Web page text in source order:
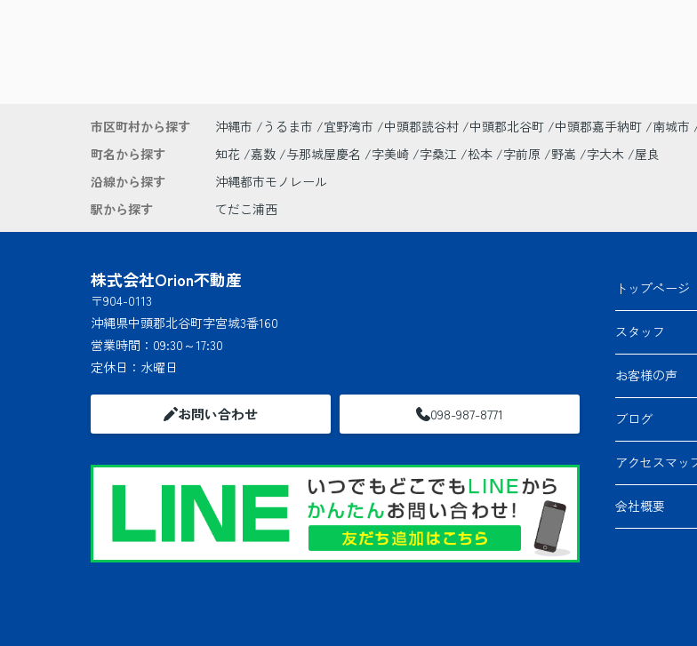
市区町村から探す 沖縄市 うるま市 宜野湾市 中頭郡読谷村 中頭郡北谷町 中頭郡嘉手納町 南城市
町名から探す
知花 嘉数 与那城屋慶名 字美崎 字桑江 松本 字前原 野嵩 字大木
屋良
沿線から探す
沖縄都市モノレール
駅から探す
てだこ浦西
株式会社Orion不動産
〒904-0113
沖縄県中頭郡北谷町字宮城3番160
営業時間： 09:30～17:30
定休日： 水曜日
お問い合わせ 098-987-8771
トップページ
スタッフ
お客様の声
ブログ
アクセスマッ
会社概要